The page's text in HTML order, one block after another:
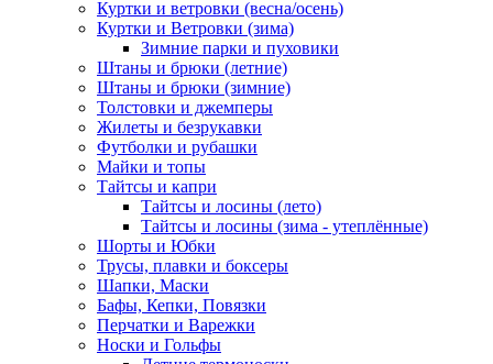
Куртки и ветровки (весна/осень)
Куртки и Ветровки (зима)
Зимние парки и пуховики
Штаны и брюки (летние)
Штаны и брюки (зимние)
Толстовки и джемперы
Жилеты и безрукавки
Футболки и рубашки
Майки и топы
Тайтсы и капри
Тайтсы и лосины (лето)
Тайтсы и лосины (зима - утеплённые)
Шорты и Юбки
Трусы, плавки и боксеры
Шапки, Маски
Бафы, Кепки, Повязки
Перчатки и Варежки
Носки и Гольфы